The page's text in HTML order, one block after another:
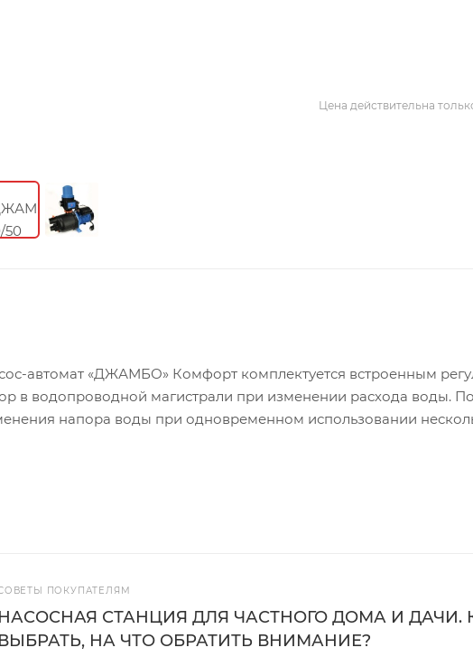
Цена действительна
автомат «ДЖАМБО» Комфорт комплектуется встроенным
в водопроводной магистрали при изменении расхода воды.
напора воды при одновременном использовании
работой насоса применяется блок автоматики,
ПОКУПАТЕЛЯМ
НАСОСНАЯ СТАНЦИЯ ДЛЯ ЧАСТНОГО ДОМА И ДАЧИ.
ВЫБРАТЬ, НА ЧТО ОБРАТИТЬ ВНИМАНИЕ?